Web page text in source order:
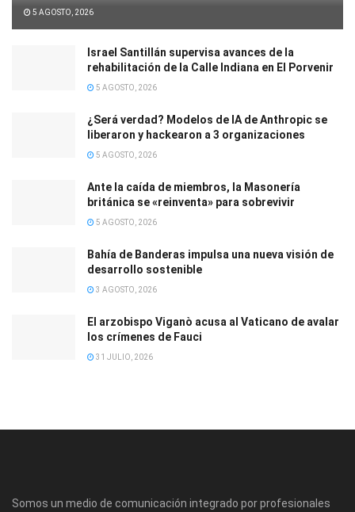
5 AGOSTO, 2026
Israel Santillán supervisa avances de la
rehabilitación de la Calle Indiana en El Porvenir
5 AGOSTO, 2026
¿Será verdad? Modelos de IA de Anthropic se
liberaron y hackearon a 3 organizaciones
5 AGOSTO, 2026
Ante la caída de miembros, la Masonería
británica se «reinventa» para sobrevivir
5 AGOSTO, 2026
Bahía de Banderas impulsa una nueva visión de
desarrollo sostenible
3 AGOSTO, 2026
El arzobispo Viganò acusa al Vaticano de avalar
los crímenes de Fauci
31 JULIO, 2026
Somos un medio de comunicación integrado por profesionales